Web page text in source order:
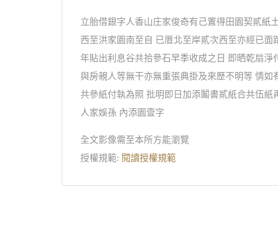
立胎借銀字人香山庄家俊奇有己置得田園契貳紙
西至洪家園南至自 已厝北至岸貳次西至亦經已
年貼出利息谷共拾參石早季收成之日 即晒乾扇
與房親人等無干亦無重張典掛及來歷不明等 情
共參紙付執為照 批明即日加添鬮書貳紙合共伍
人家娛孫 內添園壹字
全文影像需至本所方能瀏覽
授權規範: 閱讀授權規範